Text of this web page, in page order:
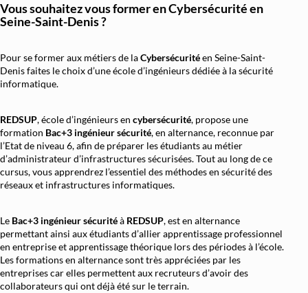
Supervision et Observabilité Réseau
Vous souhaitez vous former enCybersécurité en
Seine-Saint-Denis ?
Pour se former aux métiers de laCybersécuritéen Seine-Saint-
Denis faites le choix d’une école d’ingénieurs dédiée à la sécurité
informatique.
REDSUP, école d’ingénieurs en cybersécurité, propose une
formation Bac+3 ingénieur sécurité, en alternance, reconnue par
l’Etat de niveau 6, afin de préparer les étudiants au métier
d’administrateur d’infrastructures sécurisées. Tout au long de ce
cursus, vous apprendrez l’essentiel des méthodes en sécurité des
réseaux et infrastructures informatiques.
Le Bac+3 ingénieur sécuritéà REDSUP, est en alternance
permettant ainsi aux étudiants d’allier apprentissage professionnel
en entreprise et apprentissage théorique lors des périodes à l’école.
Les formations en alternance sont très appréciées par les
entreprises car elles permettent aux recruteurs d’avoir des
collaborateurs qui ont déjà été sur le terrain.